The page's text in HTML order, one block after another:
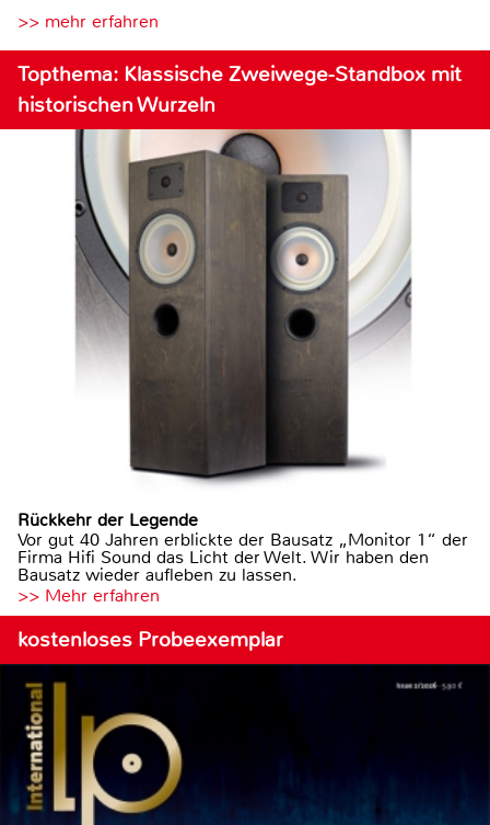
>> mehr erfahren
Topthema: Klassische Zweiwege-Standbox mit
historischen Wurzeln
Rückkehr der Legende
Vor gut 40 Jahren erblickte der Bausatz „Monitor 1“ der
Firma Hifi Sound das Licht der Welt. Wir haben den
Bausatz wieder aufleben zu lassen.
>> Mehr erfahren
kostenloses Probeexemplar